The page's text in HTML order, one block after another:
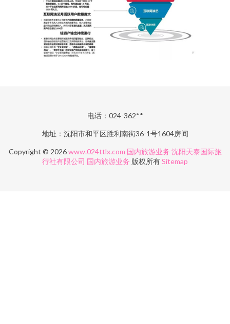
电话：024-362**
地址：沈阳市和平区胜利南街36-1号1604房间
Copyright © 2026www.024ttlx.com 国内旅游业务 沈阳天泰国际旅
行社有限公司 国内旅游业务 版权所有Sitemap